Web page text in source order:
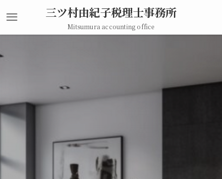
三ツ村由紀子税理士事務所
Mitsumura accounting office